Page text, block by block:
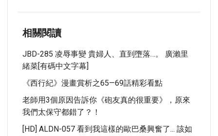
相關閱讀
JBD-285 凌辱事變 貴婦人、直到墮落…。 廣瀨里
緒菜[有碼中文字幕]
《西行紀》漫畫賞析之65—69話精彩看點
老師用3個原因告訴你《砲友真的很重要》，原來
我們太保守都錯了？！
[HD] ALDN-057 看到我這樣的歐巴桑興奮了... 該如